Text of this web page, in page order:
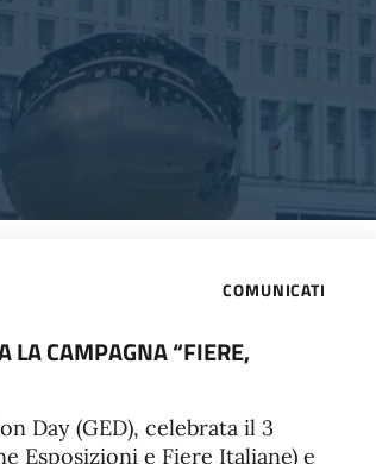
COMUNICATI
LA CAMPAGNA “FIERE,
Day (GED), celebrata il 3
Esposizioni e Fiere Italiane) e